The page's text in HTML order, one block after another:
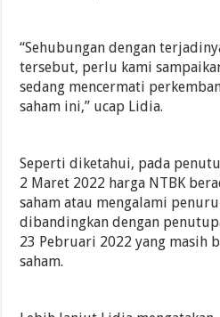
“Sehubungan dengan
tersebut, perlu kami
sedang mencermati
saham ini,” ucap Lidia.
Seperti diketahui, pada
2 Maret 2022 harga NTBK
saham atau mengalami
dibandingkan dengan
23 Pebruari 2022 yang masih
saham.